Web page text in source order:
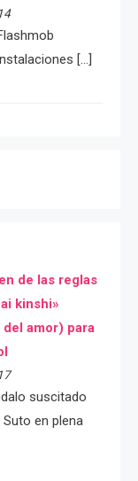
[…]
de las reglas
kinshi»
amor) para
suscitado
en plena